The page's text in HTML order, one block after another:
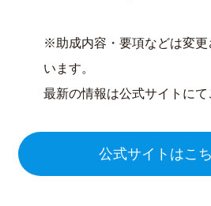
※助成内容・要項などは変更
います。
最新の情報は公式サイトにて
公式サイトはこ